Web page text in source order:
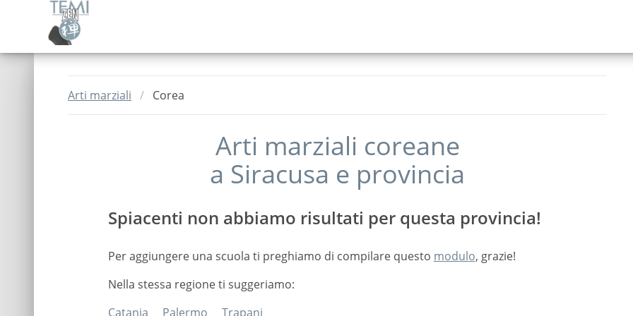
Arti marziali Corea
Arti marziali coreane
a Siracusa e provincia
Spiacenti non abbiamo risultati per questa provincia!
Per aggiungere una scuola ti preghiamo di compilare questo modulo, grazie!
Nella stessa regione ti suggeriamo:
Catania
Palermo Trapani